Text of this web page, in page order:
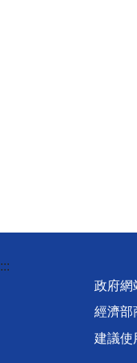
:::
政府網
經濟部
建議使